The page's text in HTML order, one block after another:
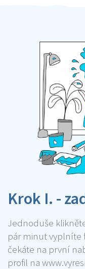
Krok I. -
Jednoduše
pár minut vyplníte
čekáte na první
profil na